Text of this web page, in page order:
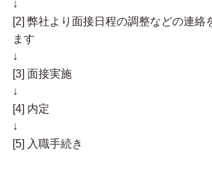
↓
[2] 弊社より面接日程の調整などの連絡
ます
↓
[3] 面接実施
↓
[4] 内定
↓
[5] 入職手続き